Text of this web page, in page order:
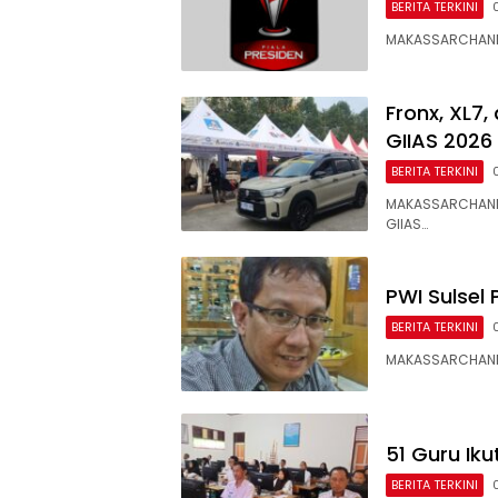
BERITA TERKINI
Fronx,
GIIAS 2026
BERITA TERKINI
GIIAS…
PWI
BERITA TERKINI
51 Guru
BERITA TERKINI